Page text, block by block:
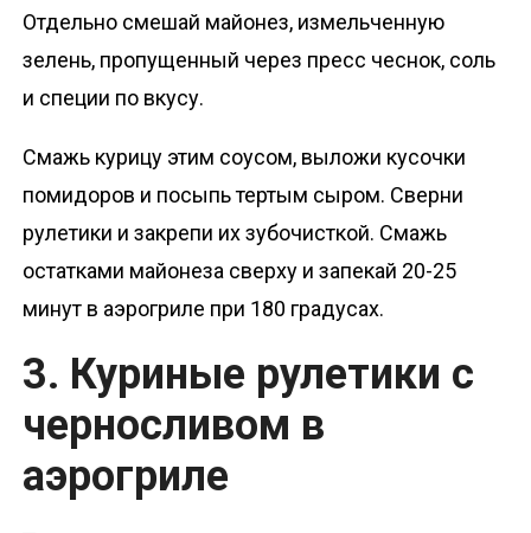
Отдельно смешай майонез, измельченную
зелень, пропущенный через пресс чеснок, соль
и специи по вкусу.
Смажь курицу этим соусом, выложи кусочки
помидоров и посыпь тертым сыром. Сверни
рулетики и закрепи их зубочисткой. Смажь
остатками майонеза сверху и запекай 20-25
минут в аэрогриле при 180 градусах.
3. Куриные рулетики с
черносливом в
аэрогриле